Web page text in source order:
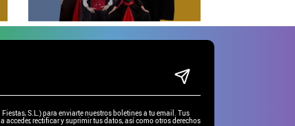
S.L.) para enviarte nuestros boletines a tu email. Tus
acceder, rectificar y suprimir tus datos, así como otros derechos